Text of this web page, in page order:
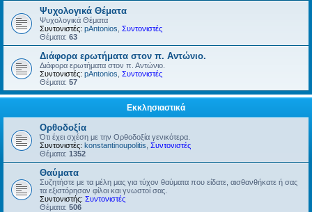
Ψυχολογικά Θέματα
Ψυχολογικά Θέματα
Συντονιστές: pAntonios Συντονιστές
Θέματα: 63
Διάφορα ερωτήματα στον π. Αντώνιο.
Διάφορα ερωτήματα στον π. Αντώνιο.
Συντονιστές: pAntonios Συντονιστές
Θέματα: 57
Εκκλησιαστικά
Ορθοδοξία
Ότι έχει σχέση με την Ορθοδοξία γενικότερα.
Συντονιστές: konstantinoupolitis Συντονιστές
Θέματα: 1352
Θαύματα
Συζητήστε με τα μέλη μας για τύχον θαύματα που είδατε, αισθανθήκατε ή σας
τα εξιστόρησαν φίλοι και γνωστοί σας.
Συντονιστής: Συντονιστές
Θέματα: 506